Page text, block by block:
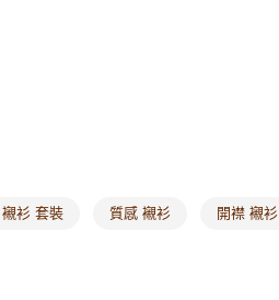
海外配送-歐美地區
襯衫 套裝 質感 襯衫 開襟 襯衫